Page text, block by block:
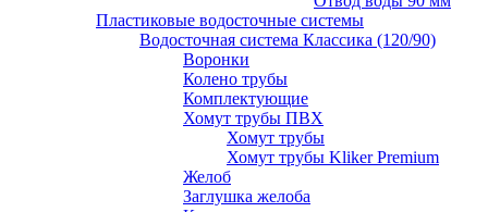
Пластиковые водосточные системы
Водосточная система Классика (120/90)
Воронки
Колено трубы
Комплектующие
Хомут трубы ПВХ
Хомут трубы
Хомут трубы Kliker Premium
Желоб
Заглушка желоба